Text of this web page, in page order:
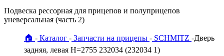
Подвеска рессорная для прицепов и полуприцепов
уневерсальная (часть 2)
🏠 Каталог Запчасти на прицепы SCHMITZ
Дверь
задняя, левая H=2755 232034 (232034 1)